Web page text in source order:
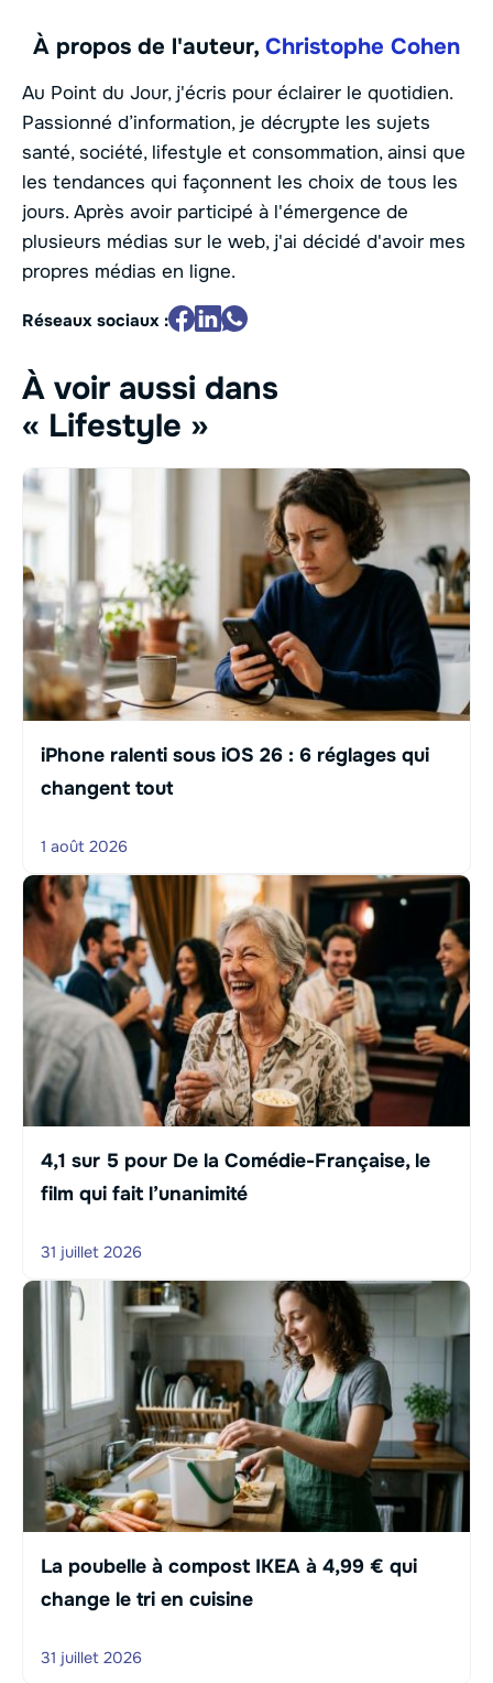
À propos de l'auteur, Christophe Cohen
Au Point du Jour, j'écris pour éclairer le quotidien.
Passionné d’information, je décrypte les sujets
santé, société, lifestyle et consommation, ainsi que
les tendances qui façonnent les choix de tous les
jours. Après avoir participé à l'émergence de
plusieurs médias sur le web, j'ai décidé d'avoir mes
propres médias en ligne.
Réseaux sociaux :
À voir aussi dans
« Lifestyle »
iPhone ralenti sous iOS 26 : 6 réglages qui
changent tout
1 août 2026
4,1 sur 5 pour De la Comédie-Française, le
film qui fait l’unanimité
31 juillet 2026
La poubelle à compost IKEA à 4,99 € qui
change le tri en cuisine
31 juillet 2026